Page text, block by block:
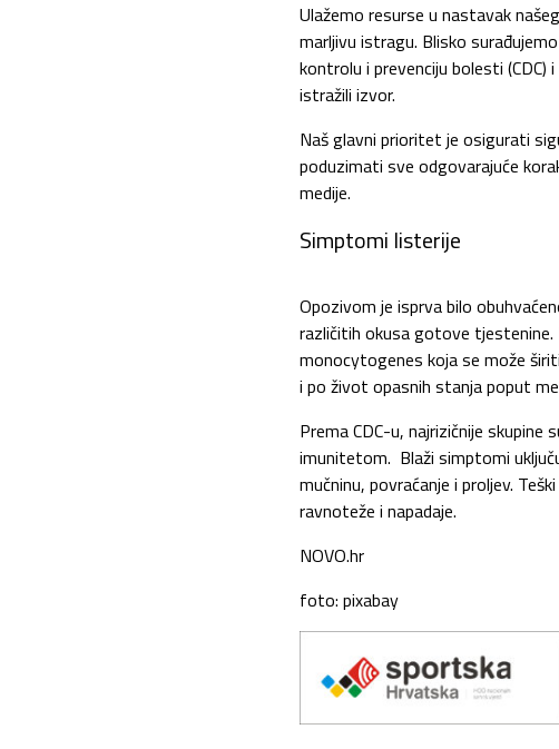
Ulažemo resurse u nastavak
marljivu istragu. Blisko
kontrolu i prevenciju bolesti
istražili izvor.
Naš glavni prioritet je osigurati
poduzimati sve odgovarajuće
medije.
Simptomi listerije
Opozivom je isprva bilo
različitih okusa gotove
monocytogenes koja se može
i po život opasnih stanja poput
Prema CDC-u, najrizičnije
imunitetom. Blaži simptomi
mučninu, povraćanje i proljev.
ravnoteže i napadaje.
NOVO.hr
foto: pixabay